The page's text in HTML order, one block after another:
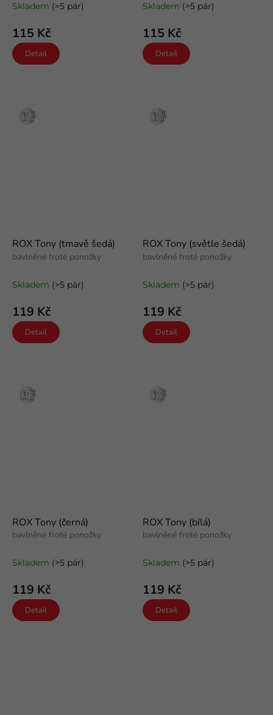
Skladem (>5 pár)
115 Kč
Detail
Skladem (>5 pár)
115 Kč
Detail
Stříbro
ROX Tony (tmavě šedá)
bavlněné froté ponožky
Skladem (>5 pár)
119 Kč
Detail
Stříbro
ROX Tony (světle šedá)
bavlněné froté ponožky
Skladem (>5 pár)
119 Kč
Detail
Stříbro
ROX Tony (černá)
bavlněné froté ponožky
Skladem (>5 pár)
119 Kč
Detail
Stříbro
ROX Tony (bílá)
bavlněné froté ponožky
Skladem (>5 pár)
119 Kč
Detail